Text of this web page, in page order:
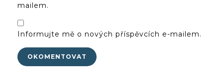
mailem.
Informujte mě o nových příspěvcích e-mailem.